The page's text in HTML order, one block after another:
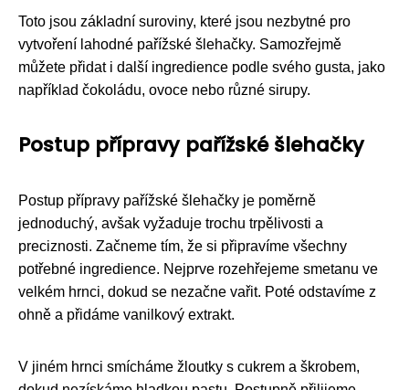
Toto jsou základní suroviny, které jsou nezbytné pro
vytvoření lahodné pařížské šlehačky. Samozřejmě
můžete přidat i další ingredience podle svého gusta, jako
například čokoládu, ovoce nebo různé sirupy.
Postup přípravy pařížské šlehačky
Postup přípravy pařížské šlehačky je poměrně
jednoduchý, avšak vyžaduje trochu trpělivosti a
preciznosti. Začneme tím, že si připravíme všechny
potřebné ingredience. Nejprve rozehřejeme smetanu ve
velkém hrnci, dokud se nezačne vařit. Poté odstavíme z
ohně a přidáme vanilkový extrakt.
V jiném hrnci smícháme žloutky s cukrem a škrobem,